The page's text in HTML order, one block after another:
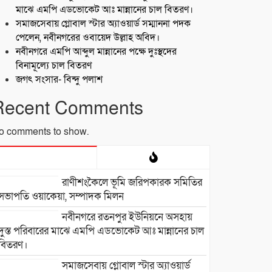
মাঝে এমপি এডভোকেট আঃ মান্নানের চাল বিতরণ।
সমাজসেবায় গ্লোবাল স্টার অ্যাওয়ার্ড সম্মাননা পদক
পেলেন, নবীনগরের ওবায়েদ উল্লাহ অবিদ।
নবীনগরে এমপি আব্দুল মান্নানের পক্ষে দুঃস্থদের
বিনামূল্যে চাল বিতরণ
জগৎ সংসার- বিন্দু পলাশ
Comments
comments to show.
রাণীশংকৈলে ভূমি জরিপকারক সমিতির
ওয়াকেয়া, সম্পাদক মিলন
নবীনগরে রতনপুর ইউনিয়নে অসহায়
পরিবারের মাঝে এমপি এডভোকেট আঃ মান্নানের চাল
সমাজসেবায় গ্লোবাল স্টার অ্যাওয়ার্ড